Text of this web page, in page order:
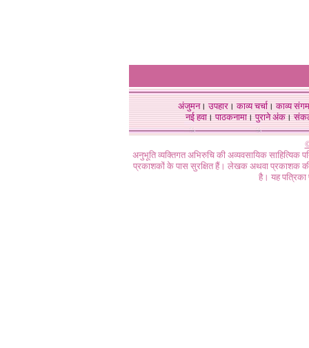
अंजुमन।उपहार।काव्य चर्चा।काव्य संगम
नई हवा। पाठकनामा। पुराने अंक।
अनुभूति व्यक्तिगत अभिरुचि की अव्यवसायिक
प्रकाशकों के पास सुरक्षित हैं। लेखक अथवा प्रकाशक की
है। यह पत्रिका